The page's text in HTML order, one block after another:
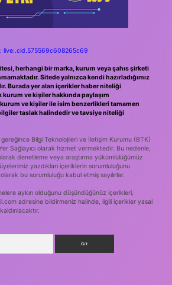
live:.cid.575569c608265c69
herhangi bir marka, kurum veya şahıs şirketi
Sitede yalnızca kendi hazırladığımız
Burada yer alan içerikler haber niteliği
ve kişiler hakkında paylaşım
kurum ve kişiler ile isim benzerlikleri tamamen
taslak halindedir ve tavsiye niteliği
gereğince Bilgi Teknolojileri ve İletişim Kurumu (BTK)
Sağlayıcı olarak hizmet vermektedir. Bu nedenle,
denetleme veya araştırma yükümlülüğümüz
yazdıkları içeriklerin sorumluluğunu
bu sorumluluğu kabul etmiş sayılırlar.
aykırı olduğunu düşündüğünüz içerikleri,
adresine bildirmeniz halinde, ilgili içerikler yasal